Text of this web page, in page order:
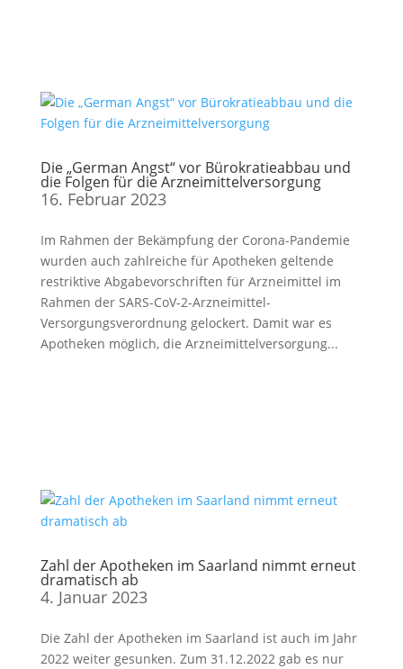
Die „German Angst“ vor Bürokratieabbau und
die Folgen für die Arzneimittelversorgung
16. Februar 2023
Im Rahmen der Bekämpfung der Corona-Pandemie
wurden auch zahlreiche für Apotheken geltende
restriktive Abgabevorschriften für Arzneimittel im
Rahmen der SARS-CoV-2-Arzneimittel-
Versorgungsverordnung gelockert. Damit war es
Apotheken möglich, die Arzneimittelversorgung...
Zahl der Apotheken im Saarland nimmt erneut
dramatisch ab
4. Januar 2023
Die Zahl der Apotheken im Saarland ist auch im Jahr
2022 weiter gesunken. Zum 31.12.2022 gab es nur